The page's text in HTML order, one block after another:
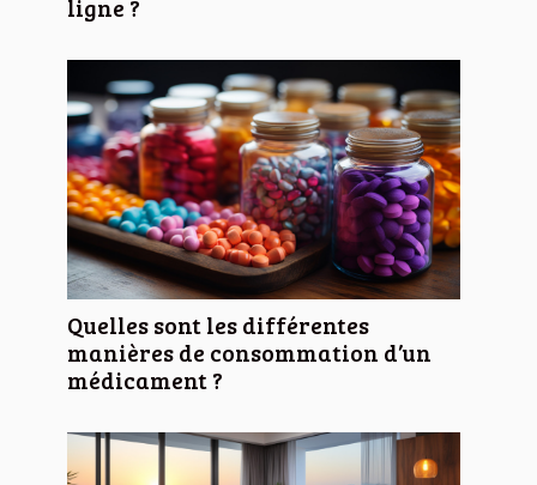
ligne ?
Quelles sont les différentes
manières de consommation d’un
médicament ?